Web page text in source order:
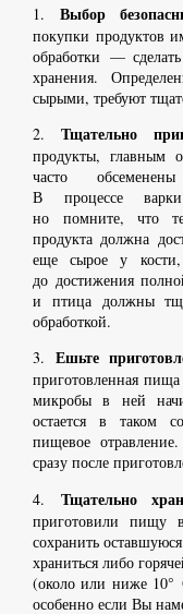
1. Выбор
покупки продуктов
обработки —
хранения.
сырыми, требуют
2.Тщательно
продукты, главным
часто
В процессе
но помните, что
продукта должна
еще сырое у
до достижения
и птица должны
обработкой.
3. Ешьте
приготовленная
микробы в ней
остается в таком
пищевое
сразу после
4. Тщательно
приготовили пищу
сохранить
храниться либо
(около или ниже 10°
особенно если Вы